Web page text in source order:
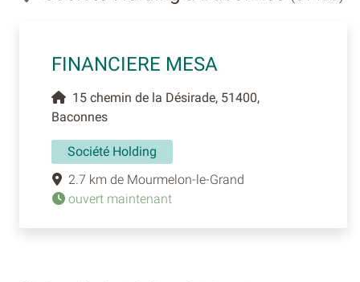
FINANCIERE MESA
15 chemin de la Désirade, 51400,
Baconnes
Société Holding
2.7 km de Mourmelon-le-Grand
ouvert maintenant